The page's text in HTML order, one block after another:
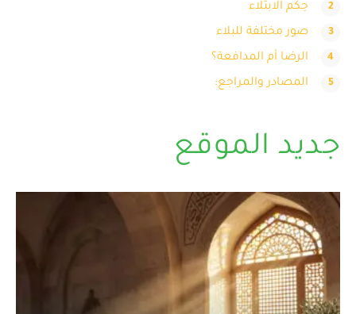
حِكَم الابتلاء
صور مختلفة للبلاء
الرضا أم المدافعة؟
المصادر والمراجع:
جديد الموقع